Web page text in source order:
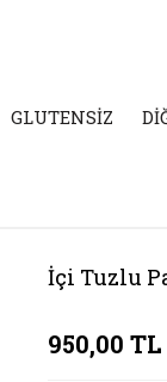
GLUTENSİZ
İçi Tuzlu
950,00 TL